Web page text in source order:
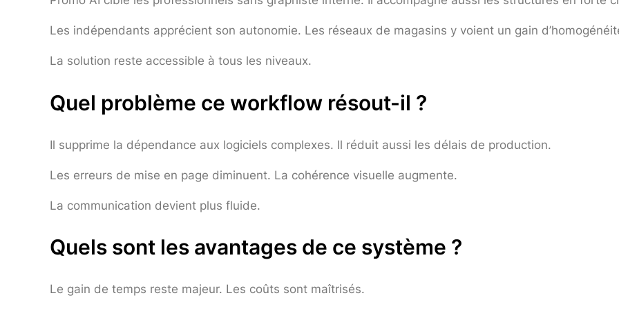
Les indépendants apprécient son autonomie. Les réseaux de magasins y voient un gain
La solution reste accessible à tous les niveaux.
Quel problème ce workflow résout-il ?
Il supprime la dépendance aux logiciels complexes. Il réduit aussi les délais de production.
Les erreurs de mise en page diminuent. La cohérence visuelle augmente.
La communication devient plus fluide.
Quels sont les avantages de ce système ?
Le gain de temps reste majeur. Les coûts sont maîtrisés.